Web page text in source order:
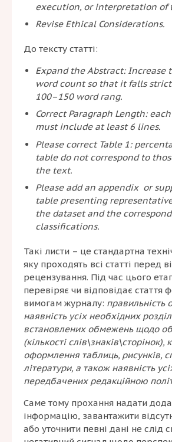
execution, or interpretation of
Revise Ethical Considerations.
До тексту статті:
Expand the Abstract: Increase
word count so that it falls
100–150 word rang.
Correct Paragraph Length:
must include at least 6 lines.
Please correct Table 1:
table do not correspond to
the text.
Please add an appendix or
table presenting
the dataset and the
classifications.
Такі листи – це стандартна
яку проходять всі статті перед
рецензування. Під час цього
перевіряє чи відповідає стаття
вимогам журналу: правильність
наявність усіх необхідних
встановлених обмежень щодо
(кількості слів\знаків\сторінок),
оформлення таблиць, рисунків,
літератури, а також наявність
передбачених редакційною
Саме тому прохання надати
інформацію, завантажити
або уточнити певні дані не слід